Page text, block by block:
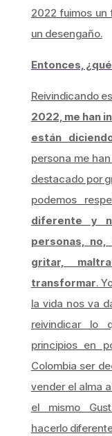
2022 fuimos un
un desengaño.
Entonces,
Reivindicando
2022, me han
están
persona me
destacado por
podemos
diferente y
personas,
gritar,
transformar.
la vida nos va
reivindicar lo
principios en
Colombia ser
vender el alma
el mismo
hacerlo